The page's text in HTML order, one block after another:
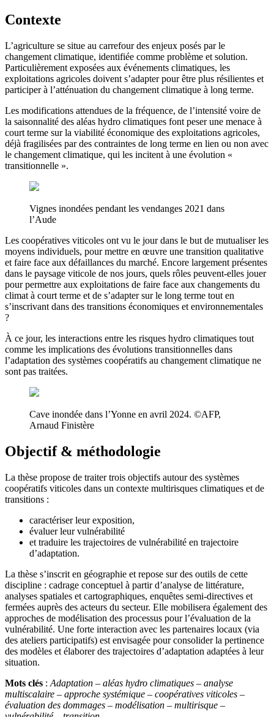
Contexte
L’agriculture se situe au carrefour des enjeux posés par le
changement climatique, identifiée comme problème et solution.
Particulièrement exposées aux événements climatiques, les
exploitations agricoles doivent s’adapter pour être plus résilientes et
participer à l’atténuation du changement climatique à long terme.
Les modifications attendues de la fréquence, de l’intensité voire de
la saisonnalité des aléas hydro climatiques font peser une menace à
court terme sur la viabilité économique des exploitations agricoles,
déjà fragilisées par des contraintes de long terme en lien ou non avec
le changement climatique, qui les incitent à une évolution «
transitionnelle ».
Vignes inondées pendant les vendanges 2021 dans
l’Aude
Les coopératives viticoles ont vu le jour dans le but de mutualiser les
moyens individuels, pour mettre en œuvre une transition qualitative
et faire face aux défaillances du marché. Encore largement présentes
dans le paysage viticole de nos jours, quels rôles peuvent-elles jouer
pour permettre aux exploitations de faire face aux changements du
climat à court terme et de s’adapter sur le long terme tout en
s’inscrivant dans des transitions économiques et environnementales
?
À ce jour, les interactions entre les risques hydro climatiques tout
comme les implications des évolutions transitionnelles dans
l’adaptation des systèmes coopératifs au changement climatique ne
sont pas traitées.
Cave inondée dans l’Yonne en avril 2024. ©AFP,
Arnaud Finistère
Objectif & méthodologie
La thèse propose de traiter trois objectifs autour des systèmes
coopératifs viticoles dans un contexte multirisques climatiques et de
transitions :
caractériser leur exposition,
évaluer leur vulnérabilité
et traduire les trajectoires de vulnérabilité en trajectoire
d’adaptation.
La thèse s’inscrit en géographie et repose sur des outils de cette
discipline : cadrage conceptuel à partir d’analyse de littérature,
analyses spatiales et cartographiques, enquêtes semi-directives et
fermées auprès des acteurs du secteur. Elle mobilisera également des
approches de modélisation des processus pour l’évaluation de la
vulnérabilité. Une forte interaction avec les partenaires locaux (via
des ateliers participatifs) est envisagée pour consolider la pertinence
des modèles et élaborer des trajectoires d’adaptation adaptées à leur
situation.
Mots clés : Adaptation – aléas hydro climatiques – analyse
multiscalaire – approche systémique – coopératives viticoles –
évaluation des dommages – modélisation – multirisque –